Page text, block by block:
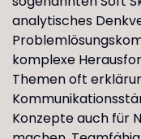
analytisches
komplexe
Themen oft
Konzepte auch für